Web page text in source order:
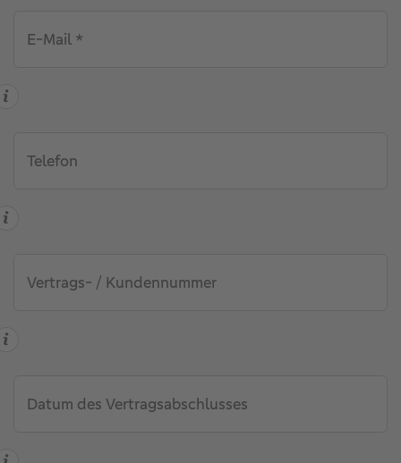
E-Mail *
Telefon
Vertrags- / Kundennummer
Datum des Vertragsabschlusses